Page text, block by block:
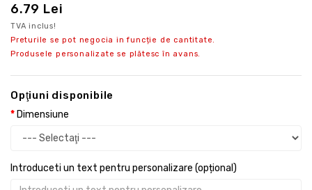
6.79 Lei
TVA inclus!
Preturile se pot negocia in funcție de cantitate.
Produsele personalizate se plătesc în avans.
Opţiuni disponibile
Dimensiune
Introduceti un text pentru personalizare (opțional)